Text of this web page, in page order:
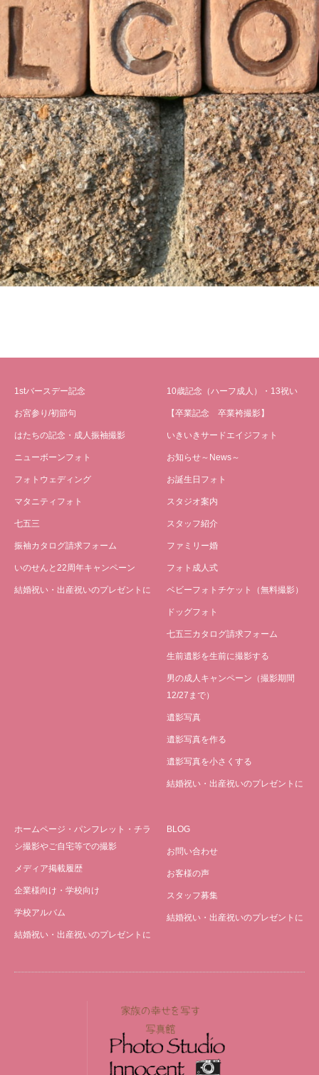
1stバースデー記念
お宮参り/初節句
はたちの記念・成人振袖撮影
ニューボーンフォト
フォトウェディング
マタニティフォト
七五三
振袖カタログ請求フォーム
いのせんと22周年キャンペーン
結婚祝い・出産祝いのプレゼントに
10歳記念（ハーフ成人）・13祝い
【卒業記念 卒業袴撮影】
いきいきサードエイジフォト
お知らせ～News～
お誕生日フォト
スタジオ案内
スタッフ紹介
ファミリー婚
フォト成人式
ベビーフォトチケット（無料撮影）
ドッグフォト
七五三カタログ請求フォーム
生前遺影を生前に撮影する
男の成人キャンペーン（撮影期間
12/27まで）
遺影写真
遺影写真を作る
遺影写真を小さくする
結婚祝い・出産祝いのプレゼントに
ホームページ・パンフレット・チラ
シ撮影やご自宅等での撮影
メディア掲載履歴
企業様向け・学校向け
学校アルバム
結婚祝い・出産祝いのプレゼントに
BLOG
お問い合わせ
お客様の声
スタッフ募集
結婚祝い・出産祝いのプレゼントに